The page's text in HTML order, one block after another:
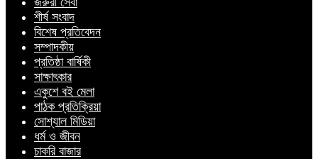
শীর্ষ সংবাদ
বিশেষ প্রতিবেদন
সম্পাদকীয়
প্রতিষ্ঠা বার্ষিকী
সাক্ষাৎকার
একুশে বই মেলা
পাঠক প্রতিক্রিয়া
সোশ্যাল মিডিয়া
ধর্ম ও জীবন
চাকরি বাজার